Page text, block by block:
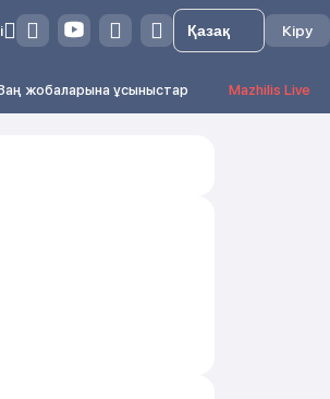
Кіру
жобаларына ұсыныстар Mazhilis Live